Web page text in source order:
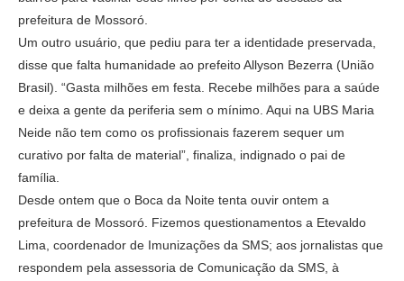
prefeitura de Mossoró.
Um outro usuário, que pediu para ter a identidade preservada,
disse que falta humanidade ao prefeito Allyson Bezerra (União
Brasil). “Gasta milhões em festa. Recebe milhões para a saúde
e deixa a gente da periferia sem o mínimo. Aqui na UBS Maria
Neide não tem como os profissionais fazerem sequer um
curativo por falta de material”, finaliza, indignado o pai de
família.
Desde ontem que o Boca da Noite tenta ouvir ontem a
prefeitura de Mossoró. Fizemos questionamentos a Etevaldo
Lima, coordenador de Imunizações da SMS; aos jornalistas que
respondem pela assessoria de Comunicação da SMS, à